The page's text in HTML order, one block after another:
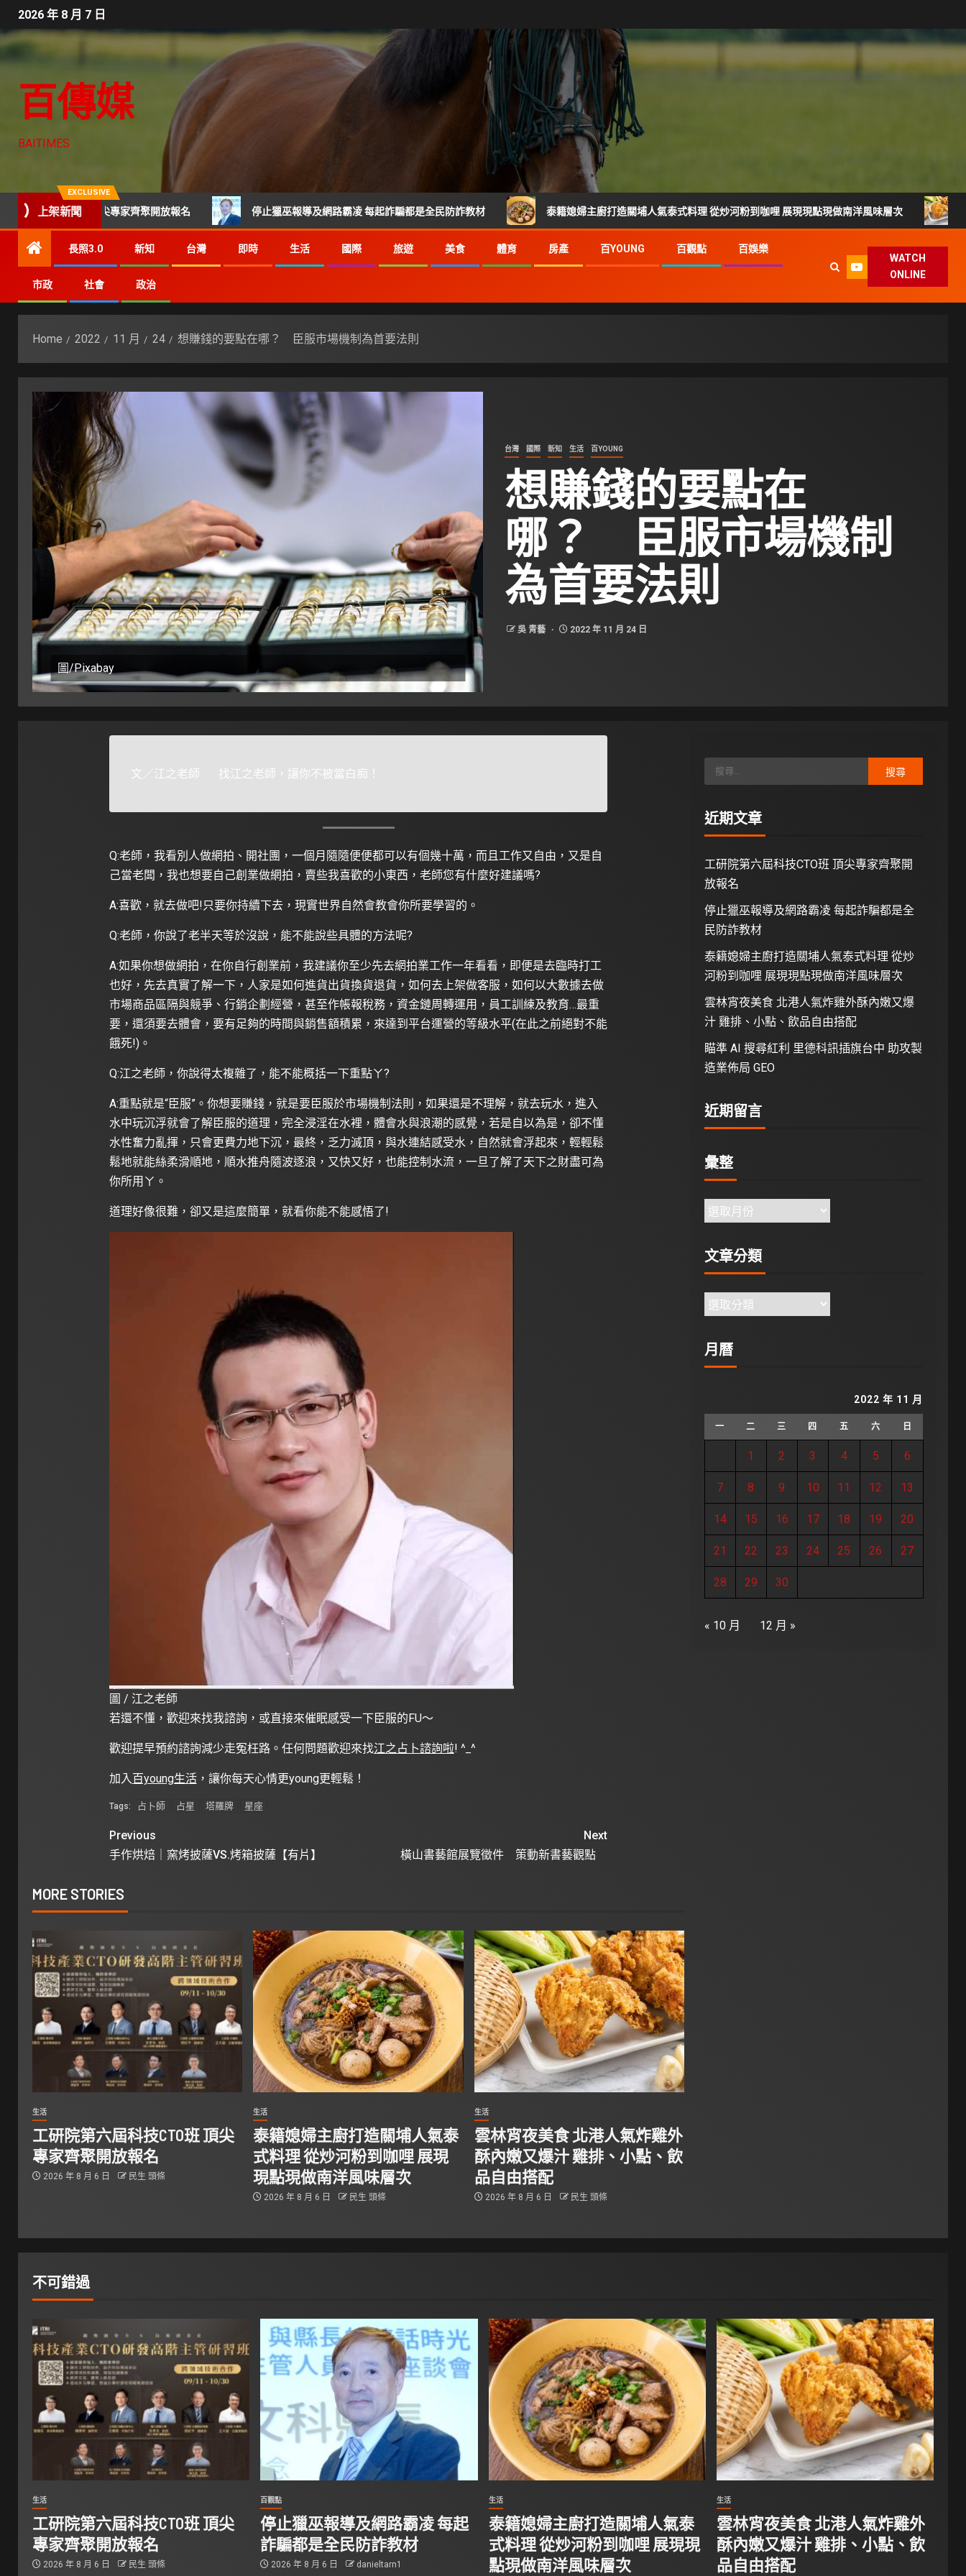
2026 年 8 月 7 日
百傳媒
BAITIMES
EXCLUSIVE
上架新聞
CTO班 頂尖專家齊聚開放報名 停止獵巫報導及網路霸凌 每起詐騙都是全民防詐教材 泰籍媳婦主廚打造關埔人氣泰式料理 從炒河粉到咖哩 展現現點現做南洋風味層次 雲林宵夜
長照3.0 新知 台灣 即時 生活 國際 旅遊 美食 體育 房產 百YOUNG 百觀點 百娛樂
市政 社會 政治
WATCH
ONLINE
Home 2022 11 月 24 想賺錢的要點在哪？ 臣服市場機制為首要法則
圖/Pixabay
台灣 國際 新知 生活 百YOUNG
想賺錢的要點在
哪？ 臣服市場機制
為首要法則
吳 青藝 2022 年 11 月 24 日
文／江之老師 找江之老師，讓你不被當白痴！
Q:老師，我看別人做網拍、開社團，一個月隨隨便便都可以有個幾十萬，而且工作又自由，又是自
己當老闆，我也想要自己創業做網拍，賣些我喜歡的小東西，老師您有什麼好建議嗎?
A:喜歡，就去做吧!只要你持續下去，現實世界自然會教會你所要學習的。
Q:老師，你說了老半天等於沒說，能不能說些具體的方法呢?
A:如果你想做網拍，在你自行創業前，我建議你至少先去網拍業工作一年看看，即便是去臨時打工
也好，先去真實了解一下，人家是如何進貨出貨換貨退貨，如何去上架做客服，如何以大數據去做
市場商品區隔與競爭、行銷企劃經營，甚至作帳報稅務，資金鏈周轉運用，員工訓練及教育…最重
要，還須要去體會，要有足夠的時間與銷售額積累，來達到平台運營的等級水平(在此之前絕對不能
餓死!)。
Q:江之老師，你說得太複雜了，能不能概括一下重點ㄚ?
A:重點就是“臣服”。你想要賺錢，就是要臣服於市場機制法則，如果還是不理解，就去玩水，進入
水中玩沉浮就會了解臣服的道理，完全浸淫在水裡，體會水與浪潮的感覺，若是自以為是，卻不懂
水性奮力亂揮，只會更費力地下沉，最終，乏力滅頂，與水連結感受水，自然就會浮起來，輕輕鬆
鬆地就能絲柔滑順地，順水推舟隨波逐浪，又快又好，也能控制水流，一旦了解了天下之財盡可為
你所用ㄚ。
道理好像很難，卻又是這麼簡單，就看你能不能感悟了!
圖 / 江之老師
若還不懂，歡迎來找我諮詢，或直接來催眠感受一下臣服的FU～
歡迎提早預約諮詢減少走冤枉路。任何問題歡迎來找江之占卜諮詢啦! ^ ^
加入 百young生活，讓你每天心情更young更輕鬆！
Tags: 占卜師 占星 塔羅牌 星座
Previous
手作烘焙｜窯烤披薩VS.烤箱披薩【有片】
Next
橫山書藝館展覽徵件 策動新書藝觀點
MORE STORIES
生活
工研院第六屆科技CTO班 頂尖
專家齊聚開放報名
2026 年 8 月 6 日 民生 頭條
生活
泰籍媳婦主廚打造關埔人氣泰
式料理 從炒河粉到咖哩 展現
現點現做南洋風味層次
2026 年 8 月 6 日 民生 頭條
生活
雲林宵夜美食 北港人氣炸雞外
酥內嫩又爆汁 雞排、小點、飲
品自由搭配
2026 年 8 月 6 日 民生 頭條
近期文章
工研院第六屆科技CTO班 頂尖專家齊聚開
放報名
停止獵巫報導及網路霸凌 每起詐騙都是全
民防詐教材
泰籍媳婦主廚打造關埔人氣泰式料理 從炒
河粉到咖哩 展現現點現做南洋風味層次
雲林宵夜美食 北港人氣炸雞外酥內嫩又爆
汁 雞排、小點、飲品自由搭配
瞄準 AI 搜尋紅利 里德科訊插旗台中 助攻製
造業佈局 GEO
近期留言
彙整
文章分類
月曆
2022 年 11 月
一 二 三 四 五 六 日
1 2 3 4 5 6
7 8 9 10 11 12 13
14 15 16 17 18 19 20
21 22 23 24 25 26 27
28 29 30
« 10 月 12 月 »
不可錯過
生活
工研院第六屆科技CTO班 頂尖
專家齊聚開放報名
2026 年 8 月 6 日 民生 頭條
百觀點
停止獵巫報導及網路霸凌 每起
詐騙都是全民防詐教材
2026 年 8 月 6 日 danieltarn1
生活
泰籍媳婦主廚打造關埔人氣泰
式料理 從炒河粉到咖哩 展現現
點現做南洋風味層次
生活
雲林宵夜美食 北港人氣炸雞外
酥內嫩又爆汁 雞排、小點、飲
品自由搭配